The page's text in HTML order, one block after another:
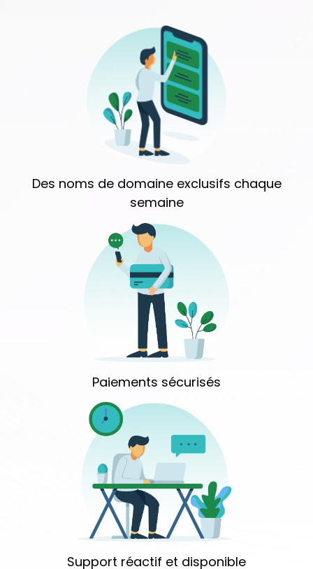
Des noms de domaine exclusifs chaque
semaine
Paiements sécurisés
Support réactif et disponible